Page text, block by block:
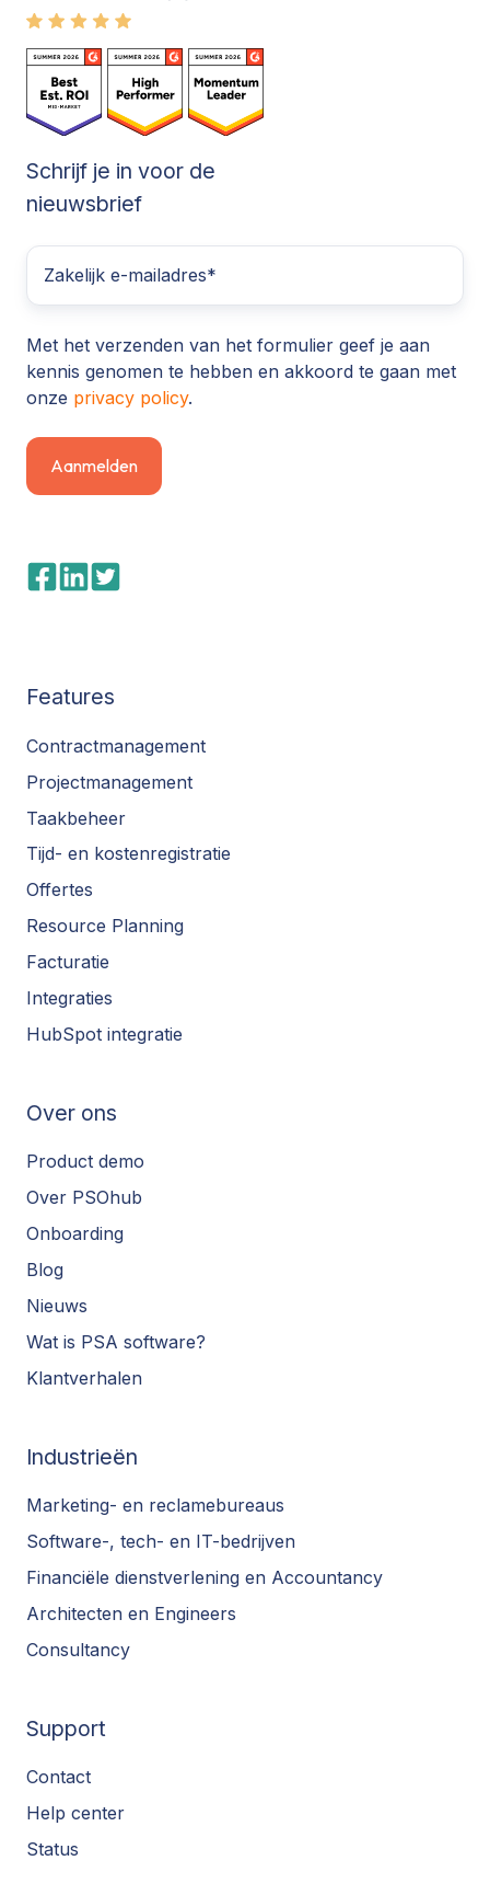
Schrijf je in voor de
nieuwsbrief
Met het verzenden van het formulier geef je aan
kennis genomen te hebben en akkoord te gaan met
onze privacy policy.
Features
Contractmanagement
Projectmanagement
Taakbeheer
Tijd- en kostenregistratie
Offertes
Resource Planning
Facturatie
Integraties
HubSpot integratie
Over ons
Product demo
Over PSOhub
Onboarding
Blog
Nieuws
Wat is PSA software?
Klantverhalen
Industrieën
Marketing- en reclamebureaus
Software-, tech- en IT-bedrijven
Financiële dienstverlening en Accountancy
Architecten en Engineers
Consultancy
Support
Contact
Help center
Status